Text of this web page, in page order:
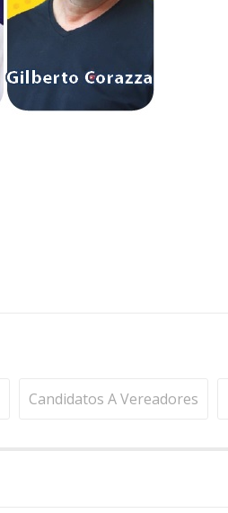
Candidatos A Vereadores